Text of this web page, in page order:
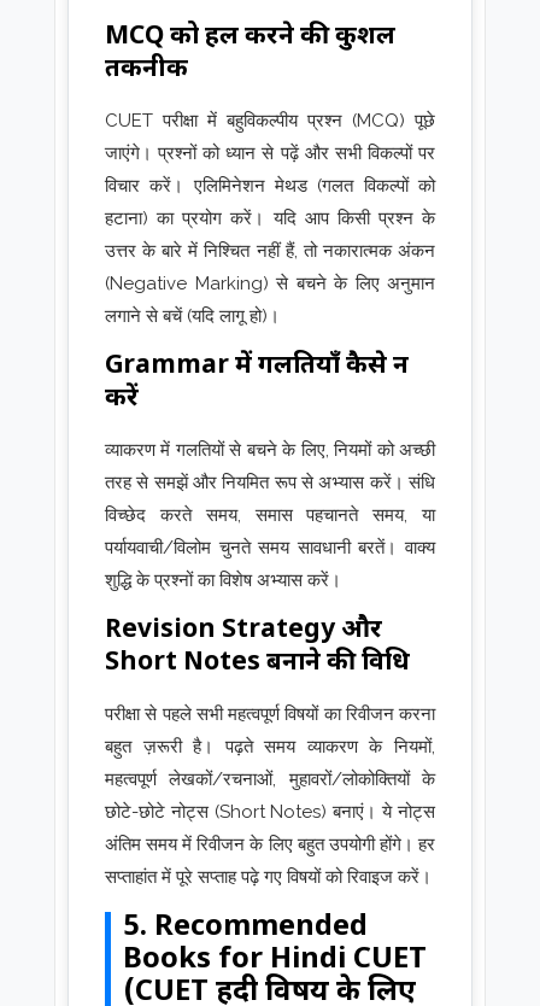
MCQ को हल करने की कुशल
तकनीक
CUET परीक्षा में बहुविकल्पीय प्रश्न (MCQ) पूछे
जाएंगे। प्रश्नों को ध्यान से पढ़ें और सभी विकल्पों पर
विचार करें। एलिमिनेशन मेथड (गलत विकल्पों को
हटाना) का प्रयोग करें। यदि आप किसी प्रश्न के
उत्तर के बारे में निश्चित नहीं हैं, तो नकारात्मक अंकन
(Negative Marking) से बचने के लिए अनुमान
लगाने से बचें (यदि लागू हो)।
Grammar में गलतियाँ कैसे न
करें
व्याकरण में गलतियों से बचने के लिए, नियमों को अच्छी
तरह से समझें और नियमित रूप से अभ्यास करें। संधि
विच्छेद करते समय, समास पहचानते समय, या
पर्यायवाची/विलोम चुनते समय सावधानी बरतें। वाक्य
शुद्धि के प्रश्नों का विशेष अभ्यास करें।
Revision Strategy और
Short Notes बनाने की विधि
परीक्षा से पहले सभी महत्वपूर्ण विषयों का रिवीजन करना
बहुत ज़रूरी है। पढ़ते समय व्याकरण के नियमों,
महत्वपूर्ण लेखकों/रचनाओं, मुहावरों/लोकोक्तियों के
छोटे-छोटे नोट्स (Short Notes) बनाएं। ये नोट्स
अंतिम समय में रिवीजन के लिए बहुत उपयोगी होंगे। हर
सप्ताहांत में पूरे सप्ताह पढ़े गए विषयों को रिवाइज करें।
5. Recommended
Books for Hindi CUET
(CUET हिंदी विषय के लिए